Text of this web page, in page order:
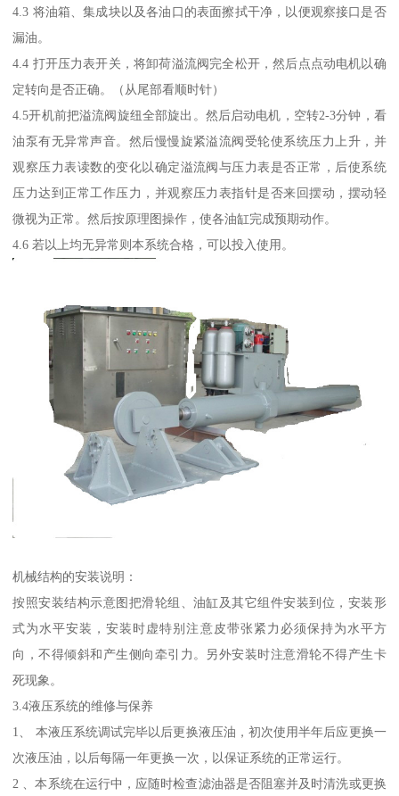
4.3 将油箱、集成块以及各油口的表面擦拭干净，以便观察接口是否
漏油。
4.4 打开压力表开关，将卸荷溢流阀完全松开，然后点点动电机以确
定转向是否正确。（从尾部看顺时针）
4.5开机前把溢流阀旋纽全部旋出。然后启动电机，空转2-3分钟，看
油泵有无异常声音。然后慢慢旋紧溢流阀受轮使系统压力上升，并
观察压力表读数的变化以确定溢流阀与压力表是否正常，后使系统
压力达到正常工作压力，并观察压力表指针是否来回摆动，摆动轻
微视为正常。然后按原理图操作，使各油缸完成预期动作。
4.6 若以上均无异常则本系统合格，可以投入使用。
机械结构的安装说明：
按照安装结构示意图把滑轮组、油缸及其它组件安装到位，安装形
式为水平安装，安装时虚特别注意皮带张紧力必须保持为水平方
向，不得倾斜和产生侧向牵引力。另外安装时注意滑轮不得产生卡
死现象。
3.4液压系统的维修与保养
1、 本液压系统调试完毕以后更换液压油，初次使用半年后应更换一
次液压油，以后每隔一年更换一次，以保证系统的正常运行。
2 、本系统在运行中，应随时检查滤油器是否阻塞并及时清洗或更换